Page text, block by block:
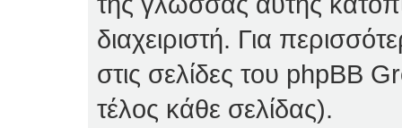
διαχειριστή. Για
στις σελίδες του phpBB
τέλος κάθε σελίδας).